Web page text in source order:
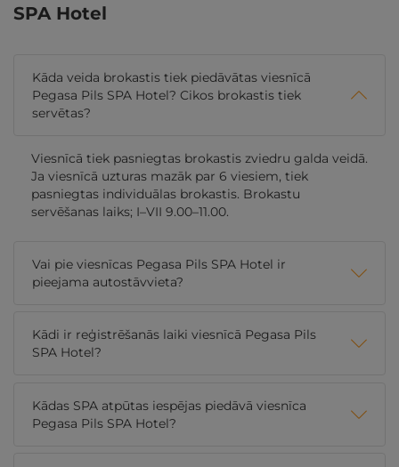
SPA Hotel
Kāda veida brokastis tiek piedāvātas viesnīcā
Pegasa Pils SPA Hotel? Cikos brokastis tiek
servētas?
Viesnīcā tiek pasniegtas brokastis zviedru galda veidā.
Ja viesnīcā uzturas mazāk par 6 viesiem, tiek
pasniegtas individuālas brokastis. Brokastu
servēšanas laiks; I–VII 9.00–11.00.
Vai pie viesnīcas Pegasa Pils SPA Hotel ir
pieejama autostāvvieta?
Kādi ir reģistrēšanās laiki viesnīcā Pegasa Pils
SPA Hotel?
Kādas SPA atpūtas iespējas piedāvā viesnīca
Pegasa Pils SPA Hotel?